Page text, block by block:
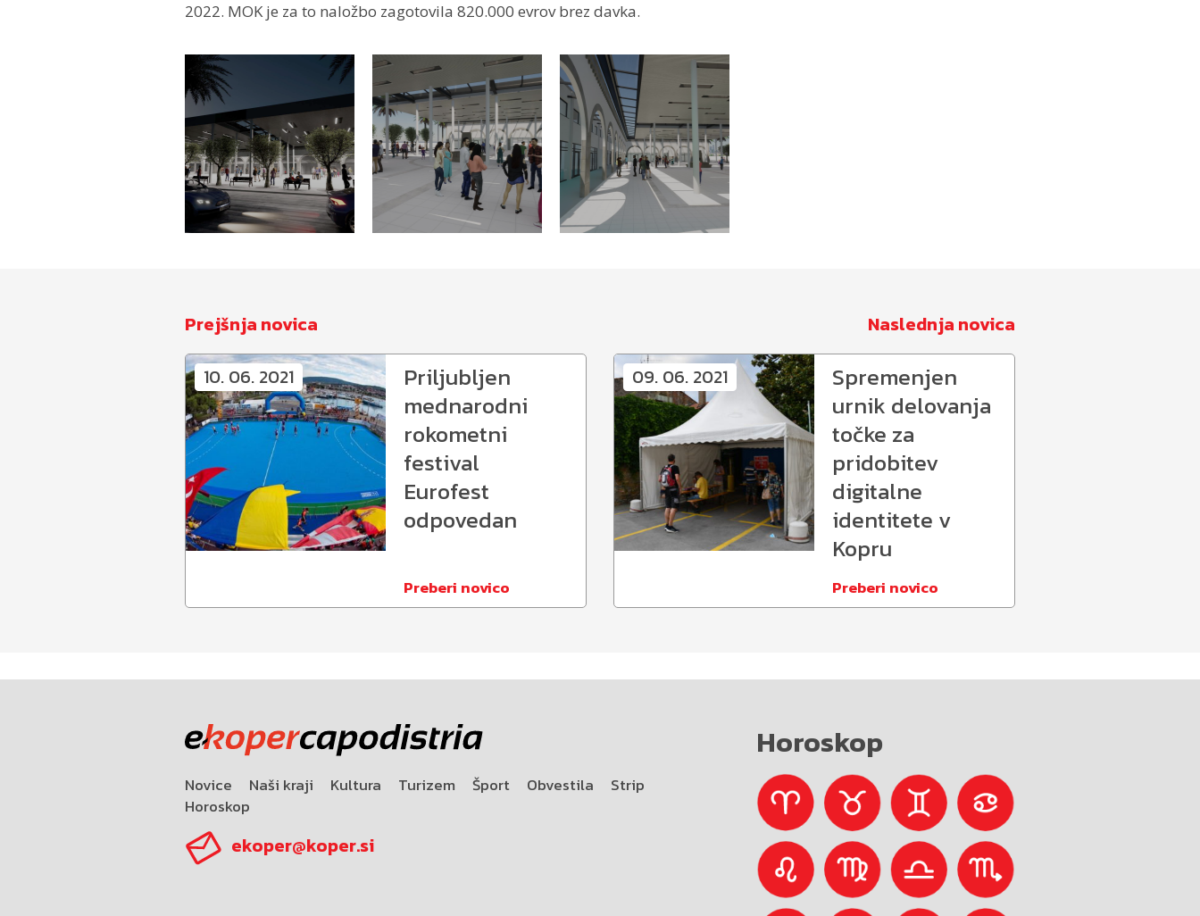
2022. MOK je za to naložbo zagotovila 820.000 evrov brez davka.
Prejšnja novica
Naslednja novica
10. 06. 2021
Priljubljen
mednarodni
rokometni
festival
Eurofest
odpovedan
Preberi novico
09. 06. 2021
Spremenjen
urnik delovanja
točke za
pridobitev
digitalne
identitete v
Kopru
Preberi novico
Novice Naši kraji Kultura Turizem Šport Obvestila
Strip
Horoskop
ekoper@koper.si
Horoskop